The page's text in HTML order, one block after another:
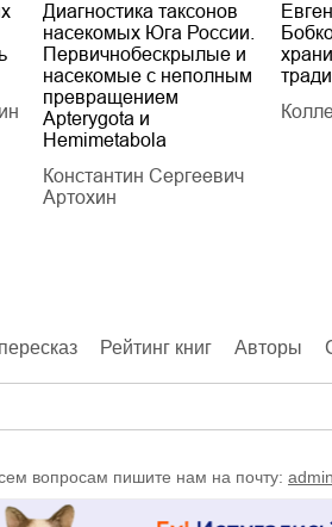
Диагностика таксонов
насекомых Юга России.
Первичнобескрылые и
насекомые с неполным
превращением
Apterygota и
Hemimetabola
Константин Сергеевич
Артохин
Рейтинг книг Авторы
вопросам пишите нам на почту: